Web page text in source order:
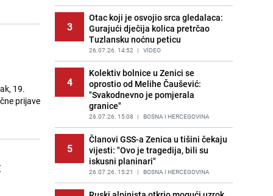
19.
prijave
14
Jedan od najvećih gradova nije na
listi: Ovo su lokacije prvih Lidl
prodavnica u BiH
PRIJE 1 DAN | BOSNA I HERCEGOVINA
15
Užas u bh. susjedstvu, mladići
bludničili nad maloljetnicom i sve
snimali: "Stari te gleda u lajvu"
PRIJE 2 DANA
3
Otac koji je osvojio srca gledalaca:
Gurajući dječija kolica pretrčao
Tuzlansku noćnu peticu
26.07.26. 14:52 | VIDEO
4
Kolektiv bolnice u Zenici se
oprostio od Melihe Čaušević:
"Svakodnevno je pomjerala
granice"
26.07.26. 15:08 | BOSNA I HERCEGOVINA
5
Članovi GSS-a Zenica u tišini čekaju
vijesti: "Ovo je tragedija, bili su
iskusni planinari"
26.07.26. 15:21 | BOSNA I HERCEGOVINA